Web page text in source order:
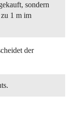
sondern
1 m im
der